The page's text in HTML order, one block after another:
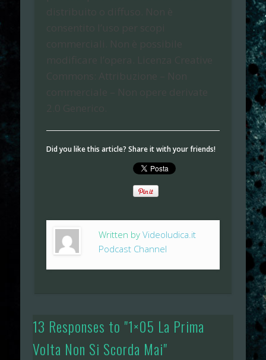
Did you like this article? Share it with your friends!
Written byVideoludica.it
Podcast Channel
13 Responses to "1×05 La Prima
Volta Non Si Scorda Mai"